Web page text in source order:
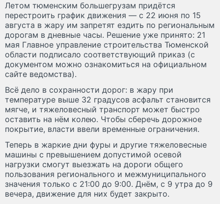
Летом тюменским большегрузам придётся
перестроить график движения — с 22 июня по 15
августа в жару им запретят ездить по региональным
дорогам в дневные часы. Решение уже принято: 21
мая Главное управление строительства Тюменской
области подписало соответствующий приказ (с
документом можно ознакомиться на официальном
сайте ведомства).
Всё дело в сохранности дорог: в жару при
температуре выше 32 градусов асфальт становится
мягче, и тяжеловесный транспорт может быстро
оставить на нём колею. Чтобы сберечь дорожное
покрытие, власти ввели временные ограничения.
Теперь в жаркие дни фуры и другие тяжеловесные
машины с превышением допустимой осевой
нагрузки смогут выезжать на дороги общего
пользования регионального и межмуниципального
значения только с 21:00 до 9:00. Днём, с 9 утра до 9
вечера, движение для них будет закрыто.